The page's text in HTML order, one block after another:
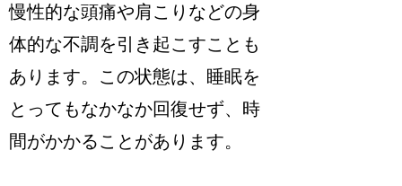
慢性的な頭痛や肩こりなどの身
体的な不調を引き起こすことも
あります。この状態は、睡眠を
とってもなかなか回復せず、時
間がかかることがあります。